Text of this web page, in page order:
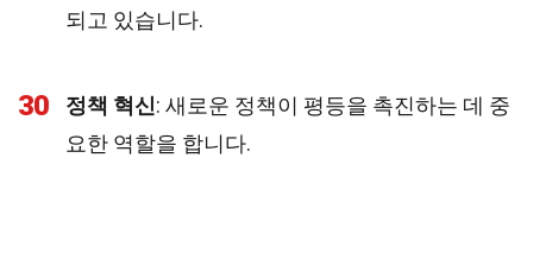
되고 있습니다.
30 정책 혁신: 새로운 정책이 평등을 촉진하는 데 중
요한 역할을 합니다.